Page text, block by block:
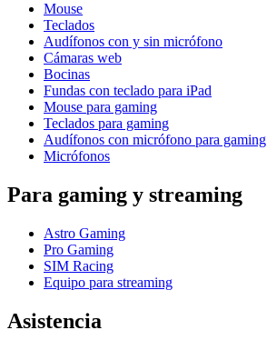
Mouse
Teclados
Audífonos con y sin micrófono
Cámaras web
Bocinas
Fundas con teclado para iPad
Mouse para gaming
Teclados para gaming
Audífonos con micrófono para gaming
Micrófonos
Para gaming y streaming
Astro Gaming
Pro Gaming
SIM Racing
Equipo para streaming
Asistencia